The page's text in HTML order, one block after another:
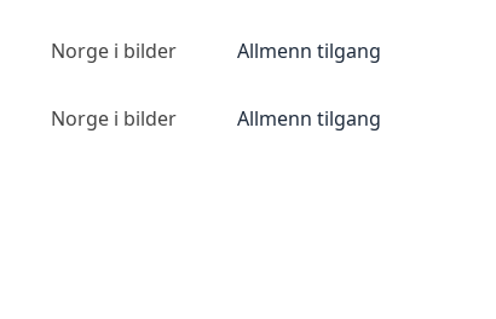
Norge i bilder Allmenn tilgang
Norge i bilder Allmenn tilgang